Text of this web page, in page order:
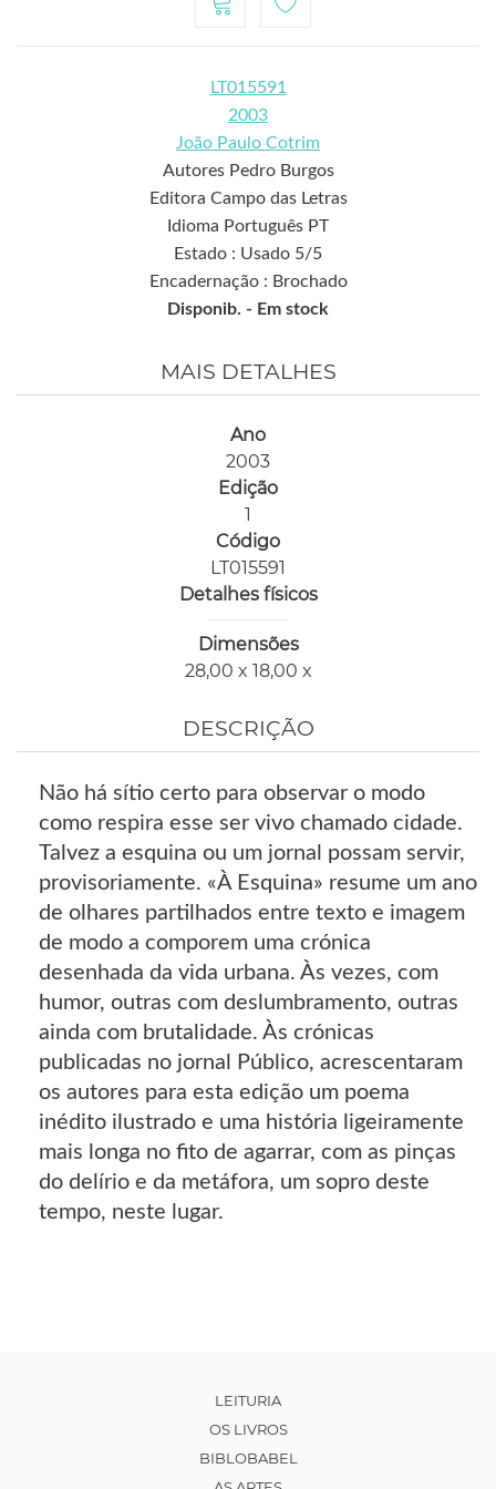
LT015591
2003
João Paulo Cotrim
Autores Pedro Burgos
Editora Campo das Letras
Idioma Português PT
Estado : Usado 5/5
Encadernação : Brochado
Disponib. - Em stock
MAIS DETALHES
Ano
2003
Edição
1
Código
LT015591
Detalhes físicos
Dimensões
28,00 x 18,00 x
DESCRIÇÃO
Não há sítio certo para observar o modo
como respira esse ser vivo chamado cidade.
Talvez a esquina ou um jornal possam servir,
provisoriamente. «À Esquina» resume um ano
de olhares partilhados entre texto e imagem
de modo a comporem uma crónica
desenhada da vida urbana. Às vezes, com
humor, outras com deslumbramento, outras
ainda com brutalidade. Às crónicas
publicadas no jornal Público, acrescentaram
os autores para esta edição um poema
inédito ilustrado e uma história ligeiramente
mais longa no fito de agarrar, com as pinças
do delírio e da metáfora, um sopro deste
tempo, neste lugar.
LEITURIA
OS LIVROS
BIBLOBABEL